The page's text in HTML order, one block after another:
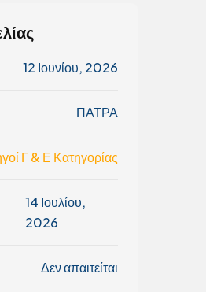
12 Ιουνίου, 2026
ΠΑΤΡΑ
Γ & Ε Κατηγορίας
14 Ιουλίου,
2026
Δεν απαιτείται